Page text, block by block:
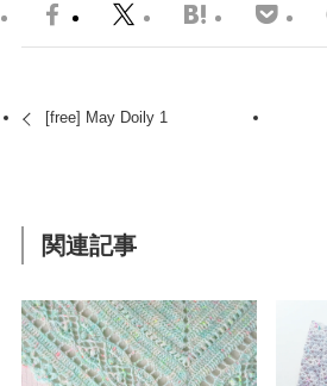
[free] May Doily 1
関連記事